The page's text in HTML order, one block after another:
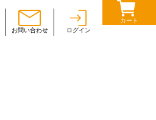
お問い合わせ ログイン
カート